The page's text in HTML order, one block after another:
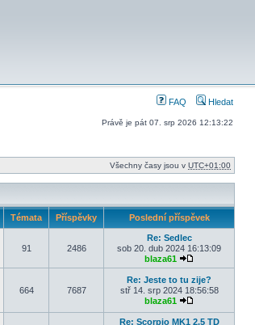
FAQ Hledat
Právě je pát 07. srp 2026 12:13:22
Všechny časy jsou v UTC+01:00
Témata Příspěvky Poslední příspěvek
91 2486
Re: Sedlec
sob 20. dub 2024 16:13:09
blaza61
Zobrazit
664 7687
Re: Jeste to tu zije?
stř 14. srp 2024 18:56:58
blaza61
Re: Scorpio MK1 2.5 TD